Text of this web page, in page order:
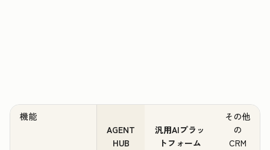
機能
AGENT
HUB
汎用AIプラッ
トフォーム
その他
の
CRM